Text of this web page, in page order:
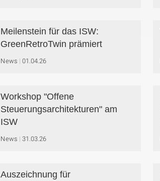
Meilenstein für das ISW:
GreenRetroTwin prämiert
News 01.04.26
Workshop "Offene
Steuerungsarchitekturen" am
ISW
News 31.03.26
Auszeichnung für